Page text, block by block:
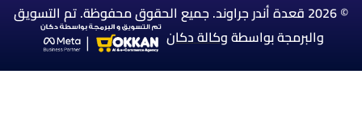
© 2026 قعدة أندر جراوند. جميع الحقوق محفوظة. تم التسويق
والبرمجة بواسطةوكالةدكان